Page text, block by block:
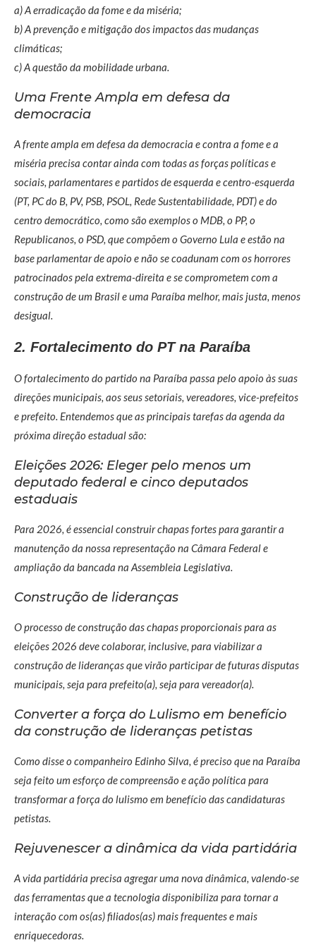
a) A erradicação da fome e da miséria;
b) A prevenção e mitigação dos impactos das mudanças
climáticas;
c) A questão da mobilidade urbana.
Uma Frente Ampla em defesa da
democracia
A frente ampla em defesa da democracia e contra a fome e a
miséria precisa contar ainda com todas as forças políticas e
sociais, parlamentares e partidos de esquerda e centro-esquerda
(PT, PC do B, PV, PSB, PSOL, Rede Sustentabilidade, PDT) e do
centro democrático, como são exemplos o MDB, o PP, o
Republicanos, o PSD, que compõem o Governo Lula e estão na
base parlamentar de apoio e não se coadunam com os horrores
patrocinados pela extrema-direita e se comprometem com a
construção de um Brasil e uma Paraíba melhor, mais justa, menos
desigual.
2. Fortalecimento do PT na Paraíba
O fortalecimento do partido na Paraíba passa pelo apoio às suas
direções municipais, aos seus setoriais, vereadores, vice-prefeitos
e prefeito. Entendemos que as principais tarefas da agenda da
próxima direção estadual são:
Eleições 2026: Eleger pelo menos um
deputado federal e cinco deputados
estaduais
Para 2026, é essencial construir chapas fortes para garantir a
manutenção da nossa representação na Câmara Federal e
ampliação da bancada na Assembleia Legislativa.
Construção de lideranças
O processo de construção das chapas proporcionais para as
eleições 2026 deve colaborar, inclusive, para viabilizar a
construção de lideranças que virão participar de futuras disputas
municipais, seja para prefeito(a), seja para vereador(a).
Converter a força do Lulismo em benefício
da construção de lideranças petistas
Como disse o companheiro Edinho Silva, é preciso que na Paraíba
seja feito um esforço de compreensão e ação política para
transformar a força do lulismo em benefício das candidaturas
petistas.
Rejuvenescer a dinâmica da vida partidária
A vida partidária precisa agregar uma nova dinâmica, valendo-se
das ferramentas que a tecnologia disponibiliza para tornar a
interação com os(as) filiados(as) mais frequentes e mais
enriquecedoras.